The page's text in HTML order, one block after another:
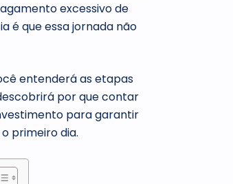
excessivo de
é que essa jornada não
entenderá as etapas
por que contar
para garantir
primeiro dia.